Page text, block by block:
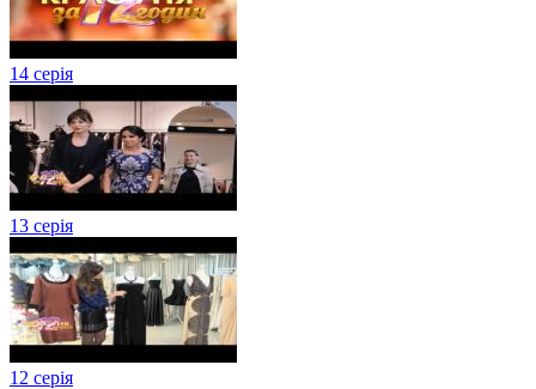
14 серія
13 серія
12 серія